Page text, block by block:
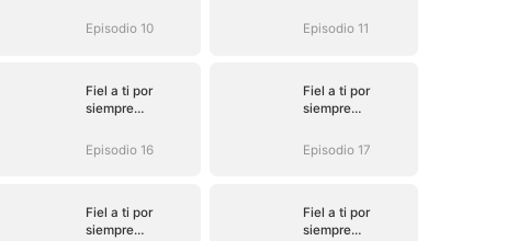
Episodio 10
Episodio 11
Fiel a ti por
siempre
Episodio 16
Fiel a ti por
siempre
Episodio 17
Fiel a ti por
siempre
Fiel a ti por
siempre